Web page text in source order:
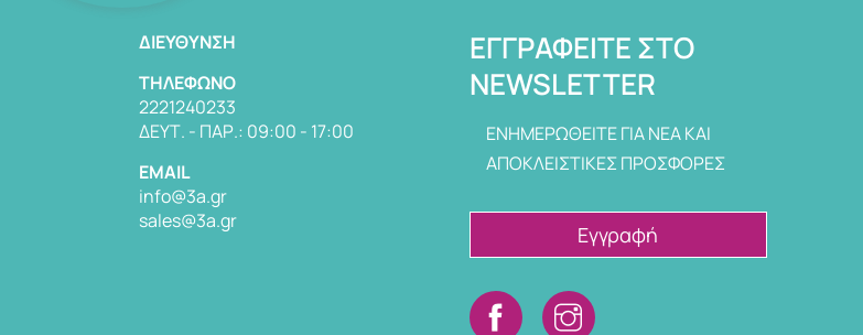
ΔΙΕΎΘΥΝΣΗ
TΗΛΈΦΩΝΟ
2221240233
ΔΕΥΤ. - ΠΑΡ.: 09:00 - 17:00
EMAIL
info@3a.gr
sales@3a.gr
ΕΓΓΡΑΦΕΊΤΕ ΣΤΟ
NEWSLETTER
ΕΝΗΜΕΡΩΘΕΙΤΕ ΓΙΑ ΝΕΑ ΚΑΙ
ΑΠΟΚΛΕΙΣΤΙΚΕΣ ΠΡΟΣΦΟΡΕΣ
Εγγραφή